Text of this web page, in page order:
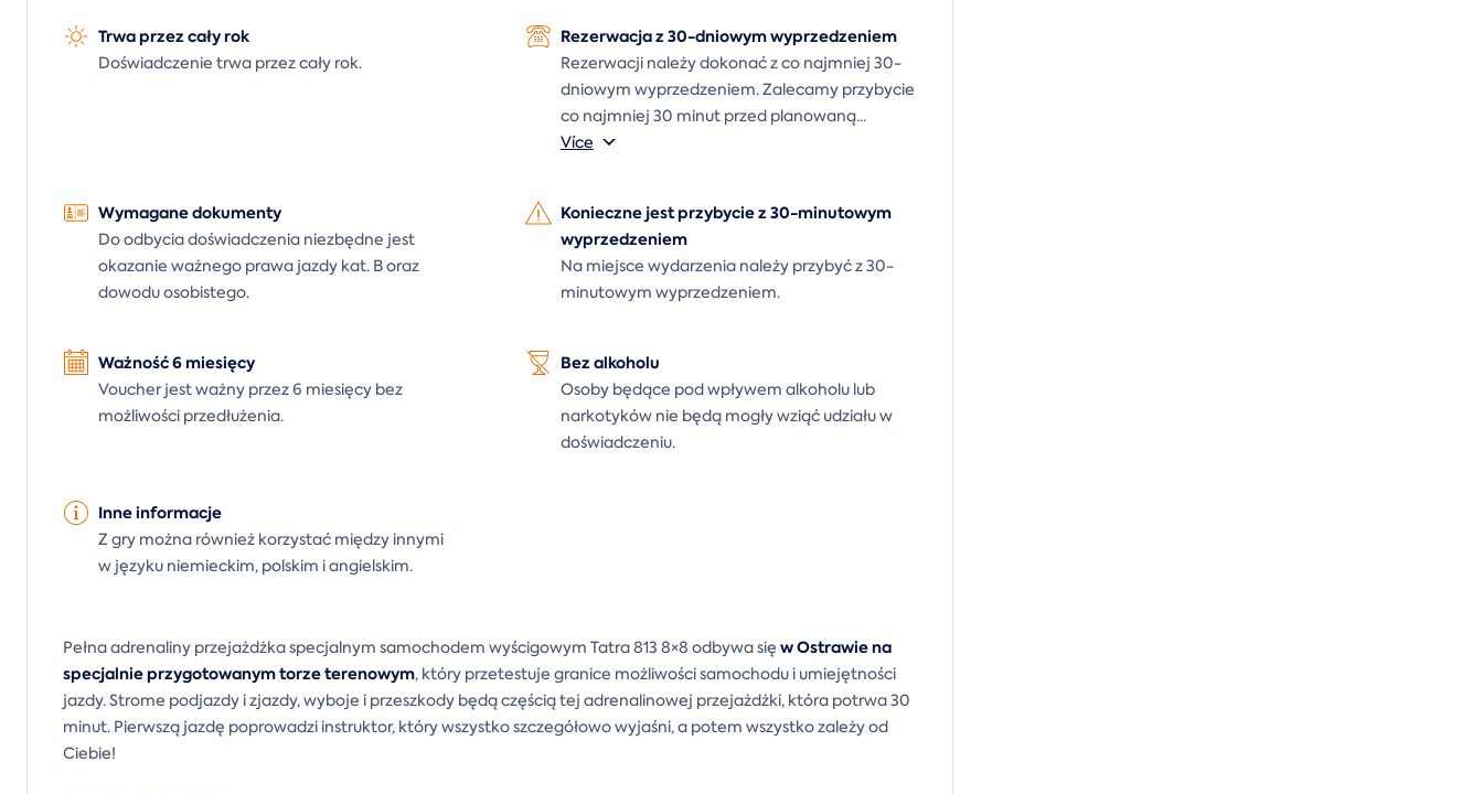
Trwa przez cały rok
Doświadczenie trwa przez cały rok.
Rezerwacja z 30-dniowym wyprzedzeniem
Rezerwacji należy dokonać z co najmniej 30-
dniowym wyprzedzeniem. Zalecamy przybycie
co najmniej 30 minut przed planowaną...
Více
Wymagane dokumenty
Do odbycia doświadczenia niezbędne jest
okazanie ważnego prawa jazdy kat. B oraz
dowodu osobistego.
Konieczne jest przybycie z 30-minutowym
wyprzedzeniem
Na miejsce wydarzenia należy przybyć z 30-
minutowym wyprzedzeniem.
Ważność 6 miesięcy
Voucher jest ważny przez 6 miesięcy bez
możliwości przedłużenia.
Bez alkoholu
Osoby będące pod wpływem alkoholu lub
narkotyków nie będą mogły wziąć udziału w
doświadczeniu.
Inne informacje
Z gry można również korzystać między innymi
w języku niemieckim, polskim i angielskim.
Pełna adrenaliny przejażdżka specjalnym samochodem wyścigowym Tatra 813 8×8 odbywa się w Ostrawie na
specjalnie przygotowanym torze terenowym, który przetestuje granice możliwości samochodu i umiejętności
jazdy. Strome podjazdy i zjazdy, wyboje i przeszkody będą częścią tej adrenalinowej przejażdżki, która potrwa 30
minut. Pierwszą jazdę poprowadzi instruktor, który wszystko szczegółowo wyjaśni, a potem wszystko zależy od
Ciebie!